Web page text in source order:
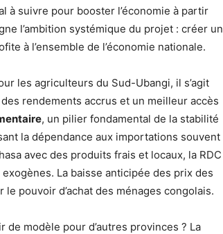
à suivre pour booster l’économie à partir
l’ambition systémique du projet : créer un
à l’ensemble de l’économie nationale.
les agriculteurs du Sud-Ubangi, il s’agit
rendements accrus et un meilleur accès
, un pilier fondamental de la stabilité
la dépendance aux importations souvent
avec des produits frais et locaux, la RDC
La baisse anticipée des prix des
pouvoir d’achat des ménages congolais.
modèle pour d’autres provinces ? La